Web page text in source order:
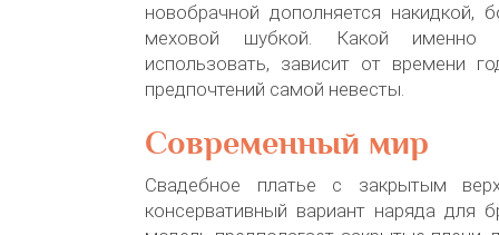
новобрачной дополняется накидкой,
меховой шубкой. Какой именно
использовать, зависит от времени
предпочтений самой невесты.
Современный мир
Свадебное платье с закрытым
консервативный вариант наряда для